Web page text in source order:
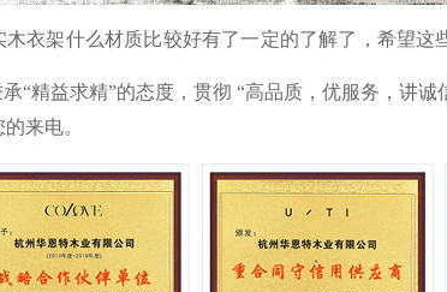
衣架什么材质比较好有了一定的了解了，希望这
“精益求精”的态度，贯彻 “高品质，优服务，讲
来电。